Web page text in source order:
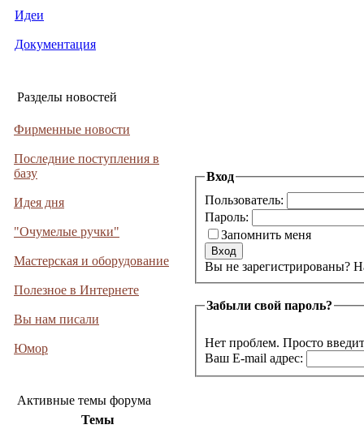
Идеи
Документация
Разделы новостей
Фирменные новости
Последние поступления в
базу
Идея дня
"Очумелые ручки"
Мастерская и оборудование
Полезное в Интернете
Вы нам писали
Юмор
Активные темы форума
Темы
Вход
Пользователь:
Пароль:
Запомнить меня
Вы не
Забыли свой пароль?
Нет проблем. Просто
Ваш E-mail адрес: